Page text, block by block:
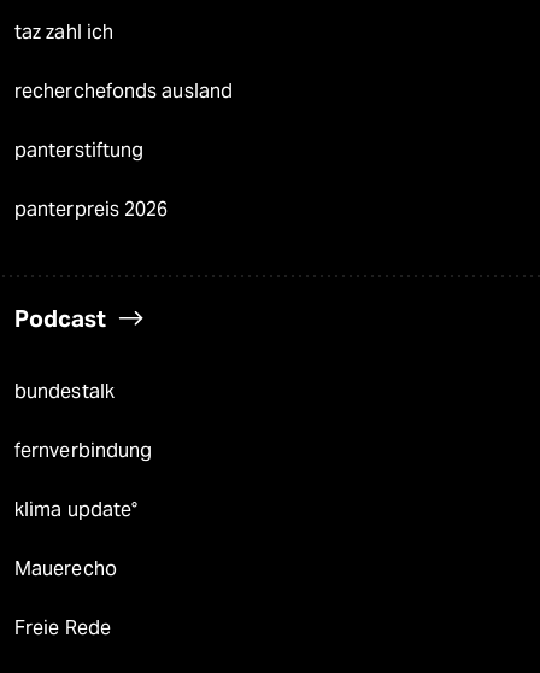
taz zahl ich
recherchefonds ausland
panterstiftung
panterpreis 2026
Podcast
bundestalk
fernverbindung
klima update°
Mauerecho
Freie Rede